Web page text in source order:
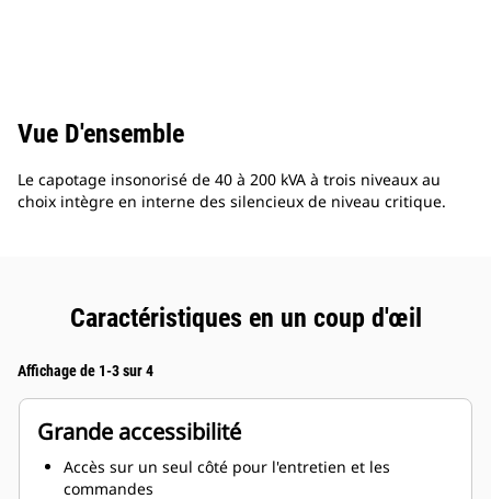
Vue D'ensemble
Le capotage insonorisé de 40 à 200 kVA à trois niveaux au
choix intègre en interne des silencieux de niveau critique.
Caractéristiques en un coup d'œil
Affichage de 1-3 sur 4
Grande accessibilité
Accès sur un seul côté pour l'entretien et les
commandes